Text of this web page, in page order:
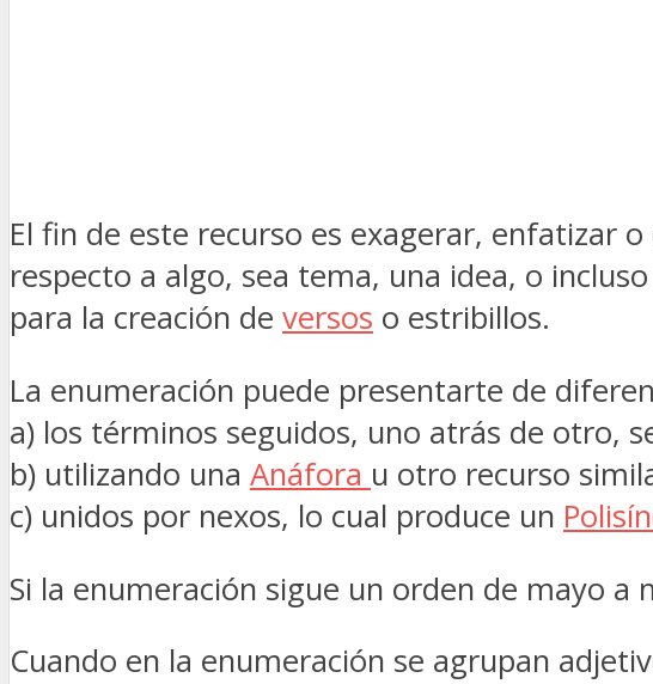
El fin de este recurso es exagerar, enfatizar
respecto a algo, sea tema, una idea, o
para la creación de versos o estribillos.
La enumeración puede presentarte de
a) los términos seguidos, uno atrás de otro,
b) utilizando una Anáfora u otro recurso
c) unidos por nexos, lo cual produce un
Si la enumeración sigue un orden de mayo a
Cuando en la enumeración se agrupan